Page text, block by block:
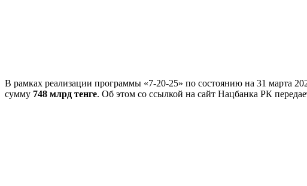
В рамках реализации программы «7-20-25» по состоянию на 31 марта
сумму 748 млрд тенге. Об этом со ссылкой на сайт Нацбанка РК